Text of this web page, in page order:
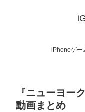
iPhoneゲー
『ニューヨー
動画まとめ